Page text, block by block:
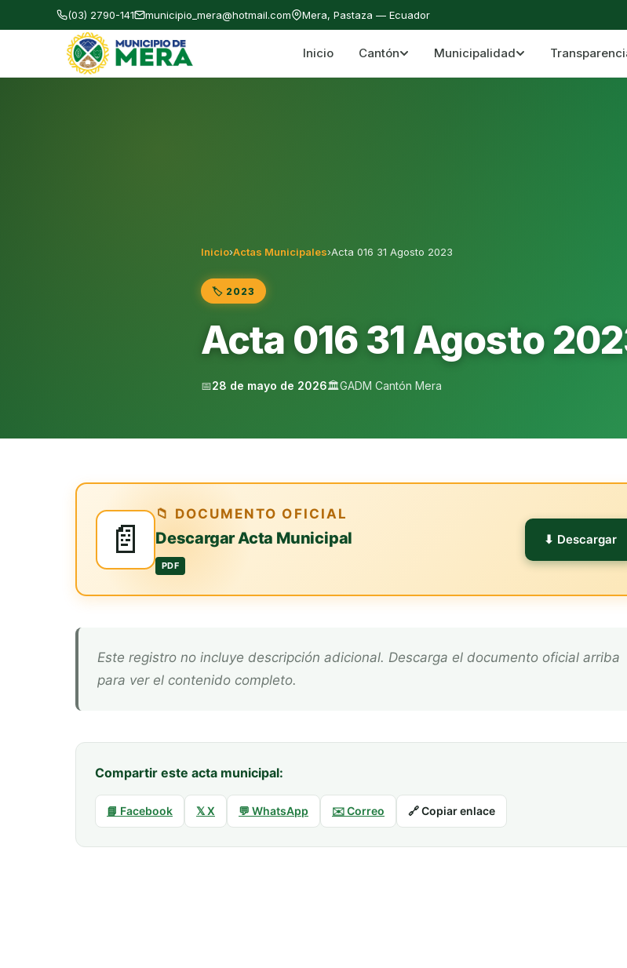
(03) 2790-141 municipio_mera@hotmail.com Mera, Pastaza — Ecuador
Gobierno Autónomo Descentralizado Municipal del Cantón Mera Cantón Mera · Pastaza ·
Inicio Cantón Municipalidad
Inicio›Actas Municipales›Acta 016 31 Agosto 2023
🏷️ 2023
Acta 016 31 Agosto
📅28 de mayo de 2026🏛️GADM Cantón Mera
📄
📁 DOCUMENTO OFICIAL
Descargar Acta Municipal
PDF
⬇ Descargar
Este registro no incluye descripción adicional. Descarga el documento oficial arriba
para ver el contenido completo.
Compartir este acta municipal:
📘 Facebook 𝕏 X 💬 WhatsApp ✉️ Correo 🔗 Copiar enlace